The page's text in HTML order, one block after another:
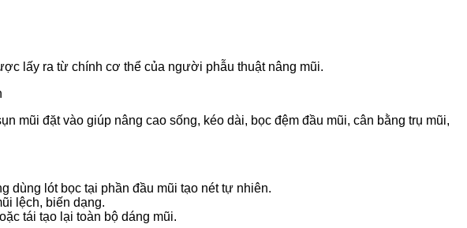
lấy ra từ chính cơ thể của người phẫu thuật nâng mũi.
đặt vào giúp nâng cao sống, kéo dài, bọc đệm đầu mũi, cân bằng trụ mũi,
dùng lót bọc tại phần đầu mũi tạo nét tự nhiên.
lệch, biến dạng.
tái tạo lại toàn bộ dáng mũi.